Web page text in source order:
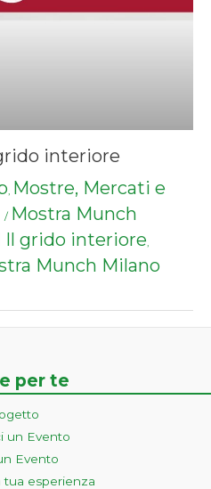
interiore
, Mostre, Mercati e
/ Mostra Munch
Il grido interiore,
Munch Milano
per te
un Evento
Evento
tua esperienza